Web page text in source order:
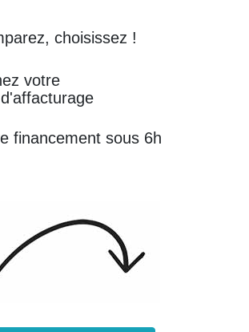
choisissez !
votre
financement sous 6h